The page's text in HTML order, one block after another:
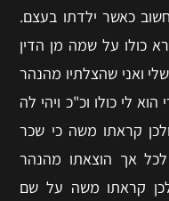
כאשר ילדתו בעצם.
כולו על שמה מן הדין
ואני שהצלתיו מהנהר
לי כולו וכ"כ ויהי לה
קראתו משה כי שכר
אך הוצאתו מהנהר
קראתו משה על שם